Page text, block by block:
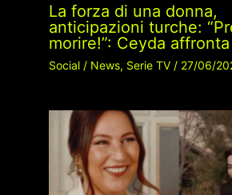
La forza di una donna,
anticipazioni turche:
morire!”: Ceyda
Social/ News, Serie TV/ 27/06/